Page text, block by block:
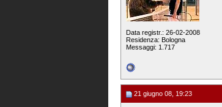
Data registr.: 26-02-2008
Residenza: Bologna
Messaggi: 1.717
21 giugno 08, 19:23